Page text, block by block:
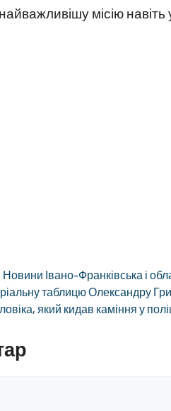
місію
Новини Івано-Франківська і
таблицю Олександру
який кидав каміння у